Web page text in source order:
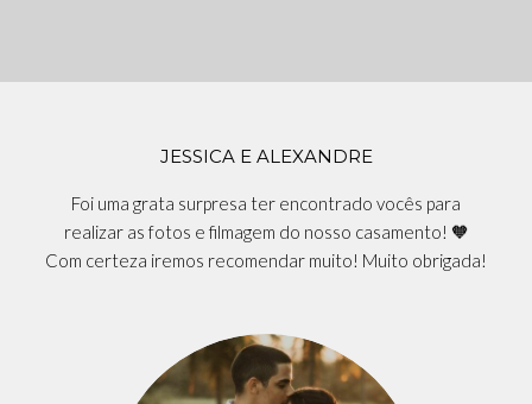
JESSICA E ALEXANDRE
Foi uma grata surpresa ter encontrado vocês para
realizar as fotos e filmagem do nosso casamento! 🧡
Com certeza iremos recomendar muito! Muito obrigada!